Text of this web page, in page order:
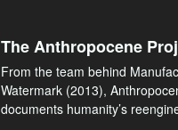
The Anthropocene
From the team behind
Watermark (2013),
documents humanity’s